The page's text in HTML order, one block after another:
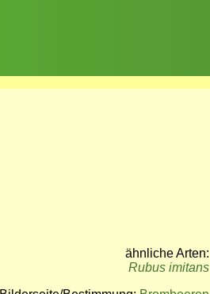
ähnliche Arten:
Rubus imitans